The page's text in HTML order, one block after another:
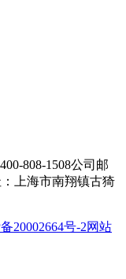
808-1508公司邮
上海市南翔镇古猗
20002664号-2网站